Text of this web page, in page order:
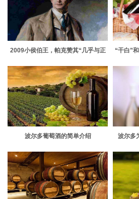
2009小侯伯王，帕克赞其“几乎与正
“干白”
波尔多葡萄酒的简单介绍 波尔多